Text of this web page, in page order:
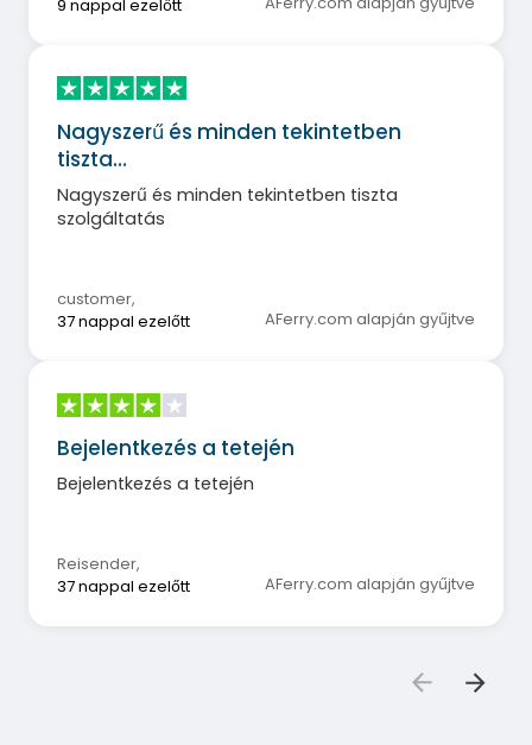
9 nappal ezelőtt
Nagyszerű és minden tekintetben
tiszta…
Nagyszerű és minden tekintetben tiszta
szolgáltatás
customer,
37 nappal ezelőtt
AFerry.com alapján gyűjtve
Bejelentkezés a tetején
Bejelentkezés a tetején
Reisender,
37 nappal ezelőtt
AFerry.com alapján gyűjtve